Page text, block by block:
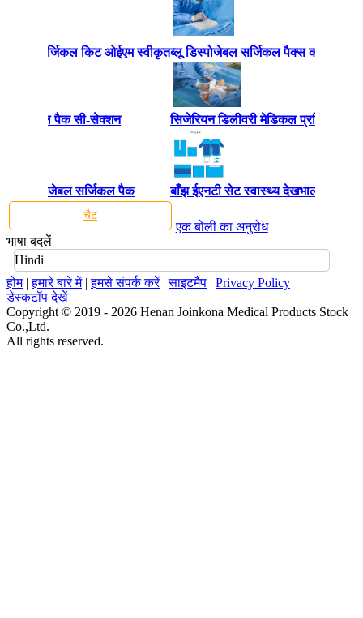
सर्जिकल किट ओईएम स्वीकृत
सर्जिकल पैक सी-सेक्शन
डिस्पोजेबल सर्जिकल पैक
ब्लू डिस्पोजेबल सर्जिकल पैक्स
सिजेरियन डिलीवरी मेडिकल प्रक्रिया
बाँझ ईएनटी सेट स्वास्थ्य देखभाल
चैट
एक बोली का अनुरोध
भाषा बदलें
Hindi
होम|हमारे बारे में|हमसे संपर्क करें|साइटमैप | Privacy Policy
डेस्कटॉप देखें
Copyright © 2019 - 2026 Henan Joinkona Medical Products Stock
Co.,Ltd.
All rights reserved.